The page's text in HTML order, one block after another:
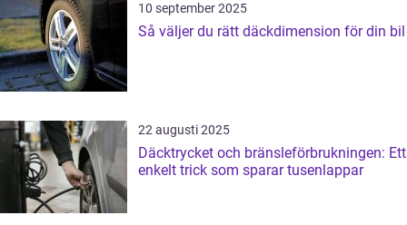
10 september 2025
Så väljer du rätt däckdimension för din bil
22 augusti 2025
Däcktrycket och bränsleförbrukningen: Ett
enkelt trick som sparar tusenlappar